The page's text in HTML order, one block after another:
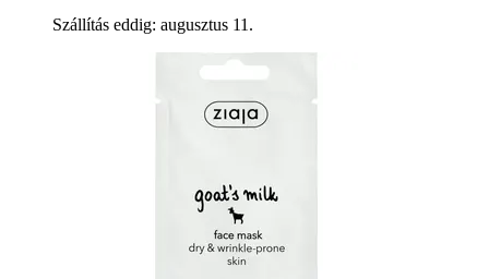
Szállítás eddig: augusztus 11.